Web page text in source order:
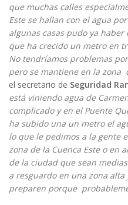
que muchas calles
Este se hallan con el agua
algunas casas pudo ya
que ha crecido un metro en
No tendríamos problemas
pero se mantiene en la zona
el secretario de Seguridad
está viniendo agua de
complicado y en el Puente
ha subido una un metro el
lo que le pedimos a la gente
zona de la Cuenca Este o en
de la ciudad que sean
a resguardo en una zona
preparen porque